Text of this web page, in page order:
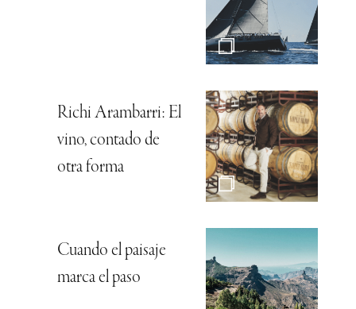
Richi Arambarri: El
vino, contado de
otra forma
Cuando el paisaje
marca el paso